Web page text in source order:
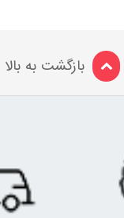
بازگشت به بالا